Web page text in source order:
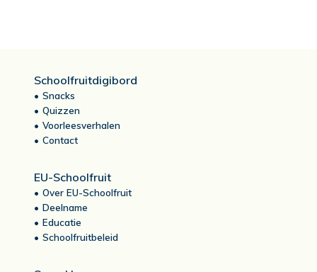
Schoolfruitdigibord
Snacks
Quizzen
Voorleesverhalen
Contact
EU-Schoolfruit
Over EU-Schoolfruit
Deelname
Educatie
Schoolfruitbeleid